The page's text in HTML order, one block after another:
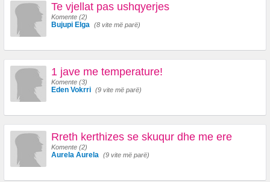
Te vjellat pas ushqyerjes
Komente (2)
Bujupi Elga (8 vite më parë)
1 jave me temperature!
Komente (3)
Eden Vokrri (9 vite më parë)
Rreth kerthizes se skuqur dhe me ere
Komente (2)
Aurela Aurela (9 vite më parë)